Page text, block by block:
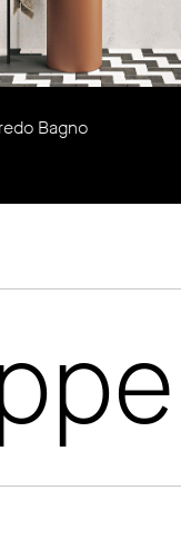
Bagno